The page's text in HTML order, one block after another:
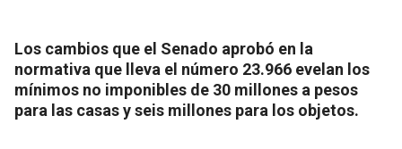
Los cambios que el Senado aprobó en la
normativa que lleva el número 23.966 evelan los
mínimos no imponibles de 30 millones a pesos
para las casas y seis millones para los objetos.